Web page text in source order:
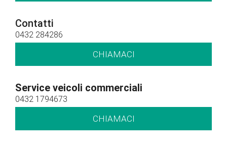
Contatti
0432 284286
CHIAMACI
Service veicoli commerciali
0432 1794673
CHIAMACI